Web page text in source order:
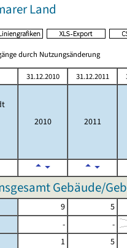
Land
durch Nutzungsänderung
31.12.2010 31.12.2011
2010 2011
Gebäude/
9 5
-
-
1 5